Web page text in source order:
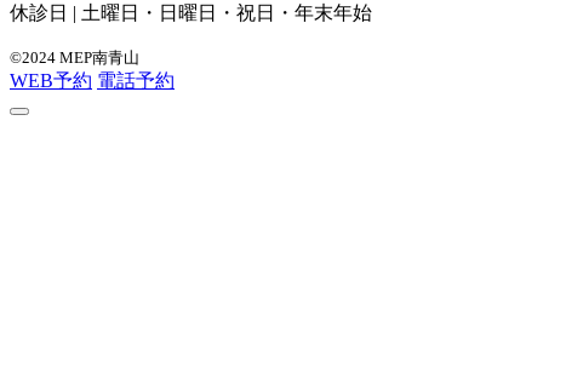
休診日 | 土曜日・日曜日・祝日・年末年始
©2024 MEP南青山
WEB予約 電話予約